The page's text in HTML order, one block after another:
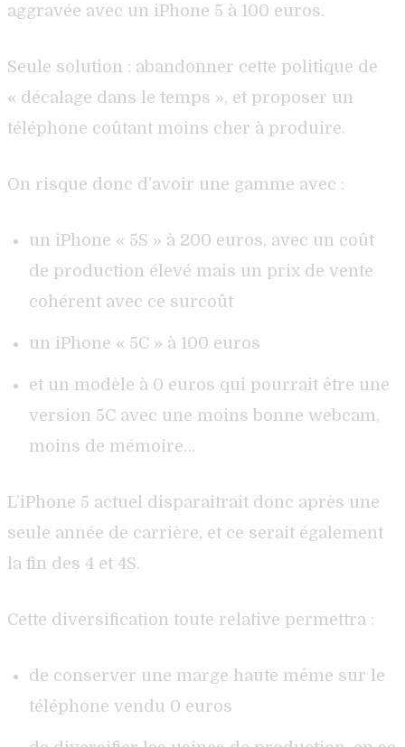
aggravée avec un iPhone 5 à 100 euros.
Seule solution : abandonner cette politique de
« décalage dans le temps », et proposer un
téléphone coûtant moins cher à produire.
On risque donc d’avoir une gamme avec :
un iPhone « 5S » à 200 euros, avec un coût
de production élevé mais un prix de vente
cohérent avec ce surcoût
un iPhone « 5C » à 100 euros
et un modèle à 0 euros qui pourrait être une
version 5C avec une moins bonne webcam,
moins de mémoire…
L’iPhone 5 actuel disparaitrait donc après une
seule année de carrière, et ce serait également
la fin des 4 et 4S.
Cette diversification toute relative permettra :
de conserver une marge haute même sur le
téléphone vendu 0 euros